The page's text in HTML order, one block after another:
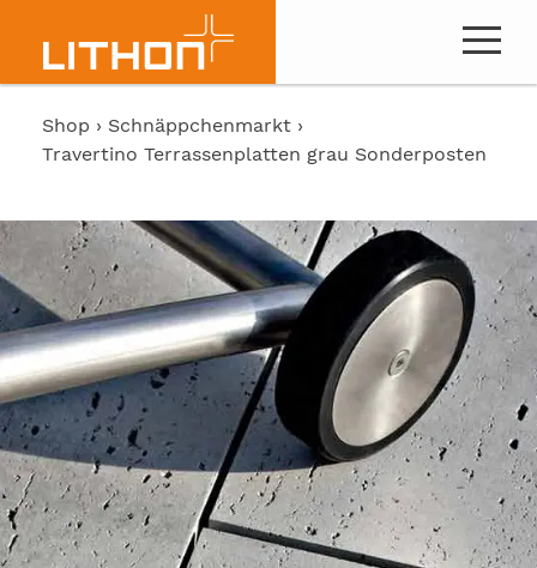
Shop
Schnäppchenmarkt
Travertino Terrassenplatten grau Sonderposten